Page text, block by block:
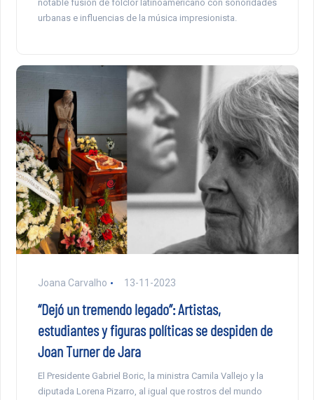
notable fusión de folclor latinoamericano con sonoridades
urbanas e influencias de la música impresionista.
Joana Carvalho 13-11-2023
“Dejó un tremendo legado”: Artistas,
estudiantes y figuras políticas se despiden de
Joan Turner de Jara
El Presidente Gabriel Boric, la ministra Camila Vallejo y la
diputada Lorena Pizarro, al igual que rostros del mundo